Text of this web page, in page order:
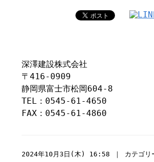
深澤建設株式会社
〒416-0909
静岡県富士市松岡604-8
TEL：0545-61-4650
FAX：0545-61-4860
2024年10月3日(木) 16:58 ｜ カテゴリ